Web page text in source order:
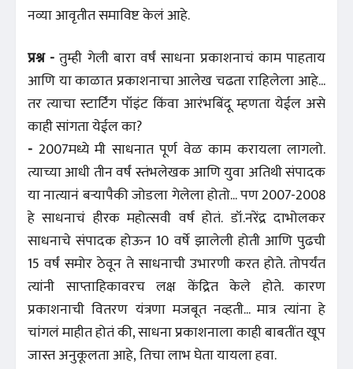
नव्या आवृतीत समाविष्ट केलं आहे.
प्रश्न - तुम्ही गेली बारा वर्षं साधना प्रकाशनाचं काम पाहताय
आणि या काळात प्रकाशनाचा आलेख चढता राहिलेला आहे...
तर त्याचा स्टार्टिंग पॉइंट किंवा आरंभबिंदू म्हणता येईल असे
काही सांगता येईल का?
- 2007मध्ये मी साधनात पूर्ण वेळ काम करायला लागलो.
त्याच्या आधी तीन वर्षं स्तंभलेखक आणि युवा अतिथी संपादक
या नात्यानं बऱ्यापैकी जोडला गेलेला होतो... पण 2007-2008
हे साधनाचं हीरक महोत्सवी वर्ष होतं. डॉ.नरेंद्र दाभोलकर
साधनाचे संपादक होऊन 10 वर्षे झालेली होती आणि पुढची
15 वर्षं समोर ठेवून ते साधनाची उभारणी करत होते. तोपर्यंत
त्यांनी साप्ताहिकावरच लक्ष केंद्रित केले होते. कारण
प्रकाशनाची वितरण यंत्रणा मजबूत नव्हती... मात्र त्यांना हे
चांगलं माहीत होतं की, साधना प्रकाशनाला काही बाबतींत खूप
जास्त अनुकूलता आहे, तिचा लाभ घेता यायला हवा.